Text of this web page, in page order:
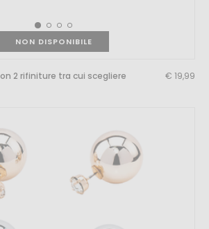
NON DISPONIBILE
2 rifiniture tra cui scegliere
€ 19,99